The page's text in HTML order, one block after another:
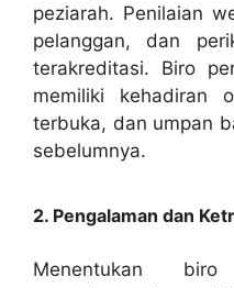
peziarah. Penilaian
pelanggan, dan
terakreditasi. Biro
memiliki kehadiran
terbuka, dan umpan
sebelumnya.
2. Pengalaman dan
Menentukan